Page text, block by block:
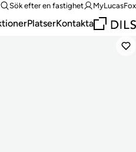
Sök efter en fastighet MyLucasFox
PlatserKontakta